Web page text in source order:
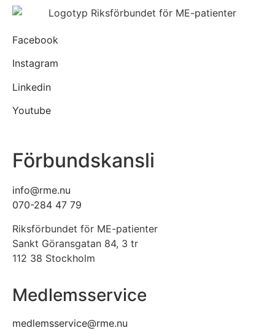
Facebook
Instagram
Linkedin
Youtube
Förbundskansli
info@rme.nu
070-284 47 79
Riksförbundet för ME-patienter
Sankt Göransgatan 84, 3 tr
112 38 Stockholm
Medlemsservice
medlemsservice@rme.nu